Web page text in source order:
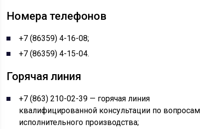
Номера телефонов
+7 (86359) 4-16-08;
+7 (86359) 4-15-04.
Горячая линия
+7 (863) 210-02-39 — горячая линия
квалифицированной консультации по вопросам
исполнительного производства;